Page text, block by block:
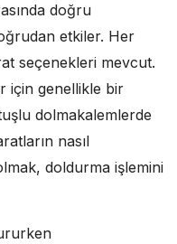
doğru
etkiler. Her
seçenekleri mevcut.
için genellikle bir
dolmakalemlerde
nasıl
doldurma işlemini